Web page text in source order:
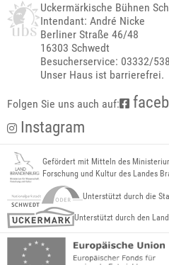
Uckermärkische Bühnen
Intendant: André Nicke
Berliner Straße 46/48
16303 Schwedt
Besucherservice: 03332/
Unser Haus ist barrierefrei.
Folgen Sie uns auch auf:
Instagram
Gefördert mit Mitteln des
Forschung und Kultur des Landes
Unterstützt durch die
Unterstützt durch den